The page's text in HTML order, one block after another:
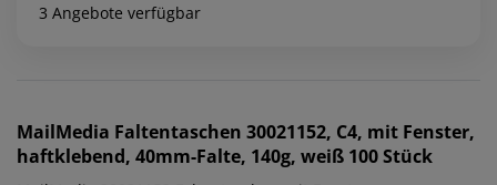
3 Angebote verfügbar
MailMedia Faltentaschen 30021152, C4, mit Fenster,
haftklebend, 40mm-Falte, 140g, weiß 100 Stück